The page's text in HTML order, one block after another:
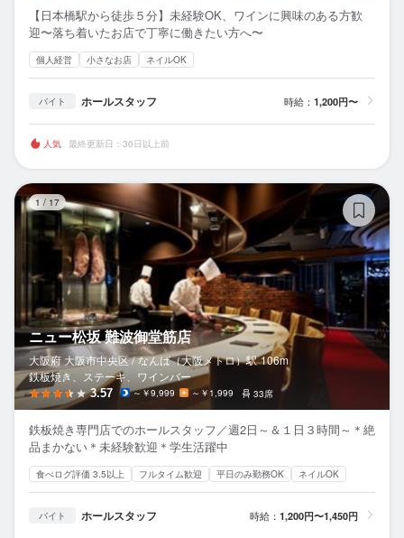
【日本橋駅から徒歩５分】未経験OK、ワインに興味のある方歓
迎〜落ち着いたお店で丁寧に働きたい方へ〜
個人経営 小さなお店 ネイルOK
バイト ホールスタッフ 時給： 1,200円〜
人気 最終更新日：30日以上前
1 / 17
ニュー松坂 難波御堂筋店
大阪府 大阪市中央区 / なんば（大阪メトロ）駅 106m
鉄板焼き、ステーキ、ワインバー
3.57 ～￥9,999 ～￥1,999 33席
鉄板焼き専門店でのホールスタッフ／週2日～＆１日３時間～＊絶
品まかない＊未経験歓迎＊学生活躍中
食べログ評価 3.5以上 フルタイム歓迎 平日のみ勤務OK ネイルOK
バイト ホールスタッフ 時給： 1,200円〜1,450円